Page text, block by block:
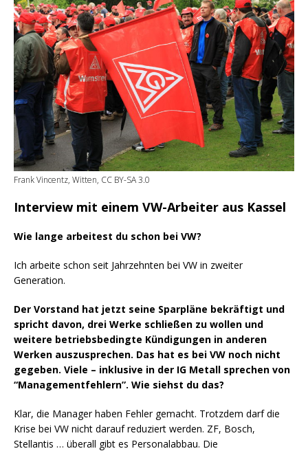
Frank Vincentz, Witten, CC BY-SA 3.0
Interview mit einem VW-Arbeiter aus Kassel
Wie lange arbeitest du schon bei VW?
Ich arbeite schon seit Jahrzehnten bei VW in zweiter
Generation.
Der Vorstand hat jetzt seine Sparpläne bekräftigt und
spricht davon, drei Werke schließen zu wollen und
weitere betriebsbedingte Kündigungen in anderen
Werken auszusprechen. Das hat es bei VW noch nicht
gegeben. Viele – inklusive in der IG Metall sprechen von
“Managementfehlern”. Wie siehst du das?
Klar, die Manager haben Fehler gemacht. Trotzdem darf die
Krise bei VW nicht darauf reduziert werden. ZF, Bosch,
Stellantis … überall gibt es Personalabbau. Die